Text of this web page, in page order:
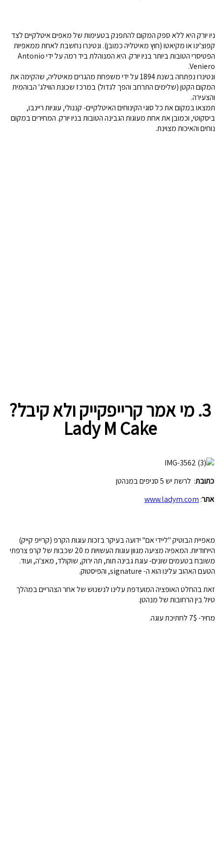
ניו יורק היא ללא ספק המקום להתפנק בטעימות של מאפים איטלקיים לצד
קפוצ'ינו או מקיאטו (חוץ מאיטליה כמובן). ונטינרו נחשבת לאחת ממאפיות
הפטיסרי הטובות ביותר בניו יורק. היא המנוהלת ביד רמה על ידי Antonio
Veniero.
ונטינרו נפתחה בשנת 1894 על ידי משפחת מהגרים מאיטליה, שהקימה את
המקום הקטן (שלימים התרחב והפך לגדול) במרכז שכונת הווילג' הבוהמית
והצעירה.
תמצאו במקום את כל סוגי הקינוחים האיטלקיים- קננולי, עוגיות ריינבו,
ביסקוטי, וכמובן את אחת מעוגות הגבינה הטובות בניו יורק. המחירים במקום
נוחים והאיכות מצוינת.
3. מי אמר קרייפקייק ולא קיבל?
Lady M Cake
כתובת: לרשת יש 5 סניפים במנהטן
אתר:
www.ladym.com
מאפיית הבוטיק "ליידי אם" ידועה בעיקר בזכות עוגות הקרפ (קרייפ קייק)
הייחודיות. המאפיה מציעה מגוון עוגות העשויות מ 20 שכבות של קרפ צרפתי
משובח בטעמים שונים- עוגת גבינה תות, תה ירוק, שוקולד, מאצ'ה, ועוד.
הטעם האהוב עלינו הוא ה- signature, והפיסטוק.
זאת בהחלט האופציה המועדפת עלינו לנשנוש של אחר הצהריים במהלך
טיול בין הרחובות של מנהטן.
מחיר- 7$ לחתיכת עוגה.